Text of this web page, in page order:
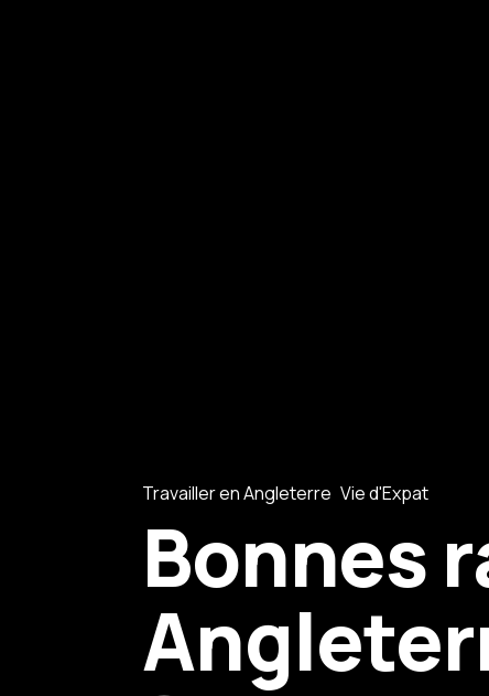
Travailler en Angleterre Vie d'Expat
Bonnes